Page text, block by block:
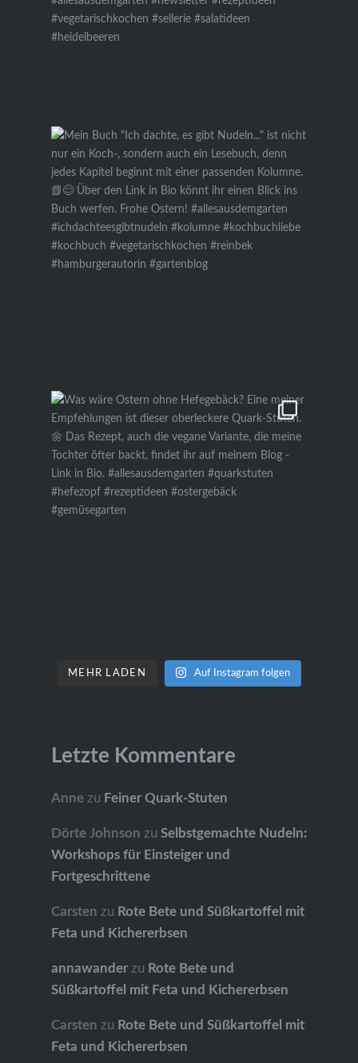
MEHR LADEN Auf Instagram folgen
Letzte Kommentare
Annezu Feiner Quark-Stuten
Dörte Johnson zu Selbstgemachte Nudeln:
Workshops für Einsteiger und
Fortgeschrittene
Carsten zu Rote Bete und Süßkartoffel mit
Feta und Kichererbsen
annawanderzu Rote Bete und
Süßkartoffel mit Feta und Kichererbsen
Carsten zu Rote Bete und Süßkartoffel mit
Feta und Kichererbsen